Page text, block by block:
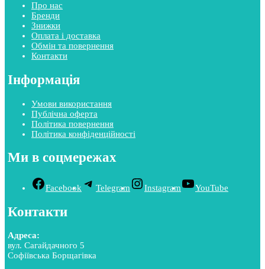
Про нас
Бренди
Знижки
Оплата і доставка
Обмін та повернення
Контакти
Інформація
Умови використання
Публічна оферта
Політика повернення
Політика конфіденційності
Ми в соцмережах
Facebook Telegram Instagram YouTube
Контакти
Адреса:
вул. Сагайдачного 5
Софіївська Борщагівка